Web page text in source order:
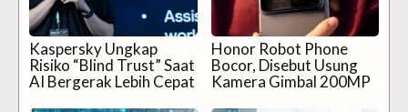
Kaspersky Ungkap
Risiko “Blind Trust” Saat
AI Bergerak Lebih Cepat
Honor Robot Phone
Bocor, Disebut Usung
Kamera Gimbal 200MP